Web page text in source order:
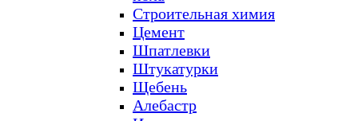
Строительная химия
Цемент
Шпатлевки
Штукатурки
Щебень
Алебастр